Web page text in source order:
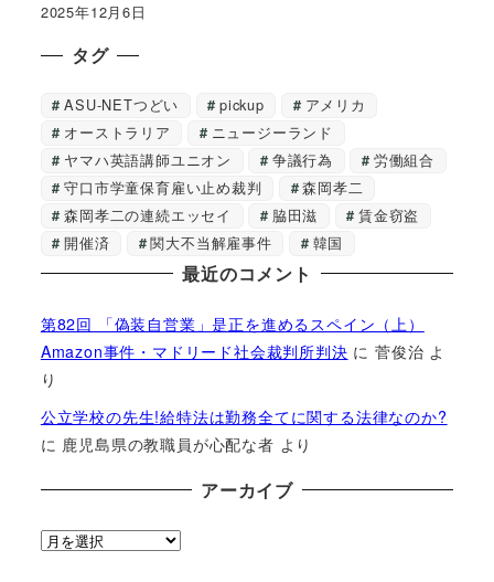
2025年12月6日
タグ
ASU-NETつどい pickup
アメリカ
オーストラリア
ニュージーランド
ヤマハ英語講師ユニオン
争議行為
労働組合
守口市学童保育雇い止め裁判
森岡孝二
森岡孝二の連続エッセイ
脇田滋
賃金窃盗
開催済
関大不当解雇事件 韓国
最近のコメント
第82回 「偽装自営業」是正を進めるスペイン（上）
Amazon事件・マドリード社会裁判所判決 に菅俊治 よ
り
公立学校の先生!給特法は勤務全てに関する法律なのか?
に 鹿児島県の教職員が心配な者 より
アーカイブ
ア